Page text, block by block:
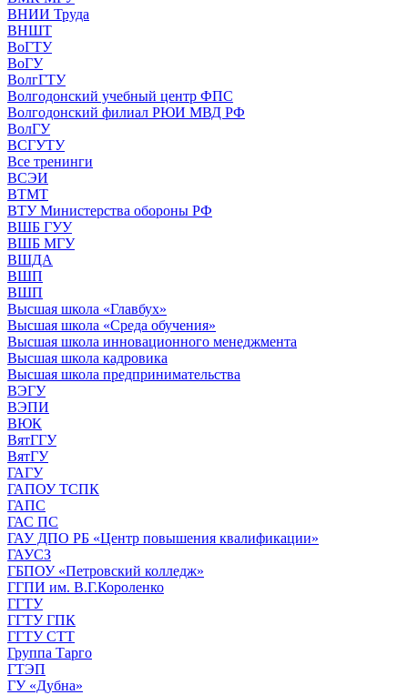
ВНИИ Труда
ВНШТ
ВоГТУ
ВоГУ
ВолгГТУ
Волгодонский учебный центр ФПС
Волгодонский филиал РЮИ МВД РФ
ВолГУ
ВСГУТУ
Все тренинги
ВСЭИ
ВТМТ
ВТУ Министерства обороны РФ
ВШБ ГУУ
ВШБ МГУ
ВШДА
ВШП
ВШП
Высшая школа «Главбух»
Высшая школа «Среда обучения»
Высшая школа инновационного менеджмента
Высшая школа кадровика
Высшая школа предпринимательства
ВЭГУ
ВЭПИ
ВЮК
ВятГГУ
ВятГУ
ГАГУ
ГАПОУ ТСПК
ГАПС
ГАС ПС
ГАУ ДПО РБ «Центр повышения квалификации»
ГАУСЗ
ГБПОУ «Петровский колледж»
ГГПИ им. В.Г.Короленко
ГГТУ
ГГТУ ГПК
ГГТУ СТТ
Группа Тарго
ГТЭП
ГУ «Дубна»